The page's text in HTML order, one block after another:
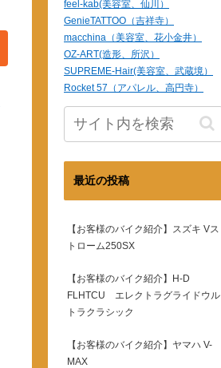
feel-kab(美容室、仙川）
GenieTATTOO（吉祥寺）
macchina（美容室、花小金井）
OZ-ART(造形、所沢）
SUPREME-Hair(美容室、武蔵境）
Rocket 57（アパレル、高円寺）
最近の投稿
【お客様のバイク紹介】スズキ Vス
トローム250SX
【お客様のバイク紹介】H-D
FLHTCU エレクトラグライドウル
トラクラシック
【お客様のバイク紹介】ヤマハ V-
MAX